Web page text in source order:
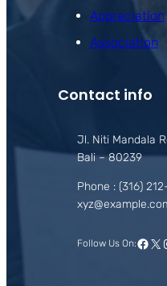
Appreciation
Association
Contact info
Jl. Niti Mandala
Bali – 80239
Phone : (316)
Follow Us On: X